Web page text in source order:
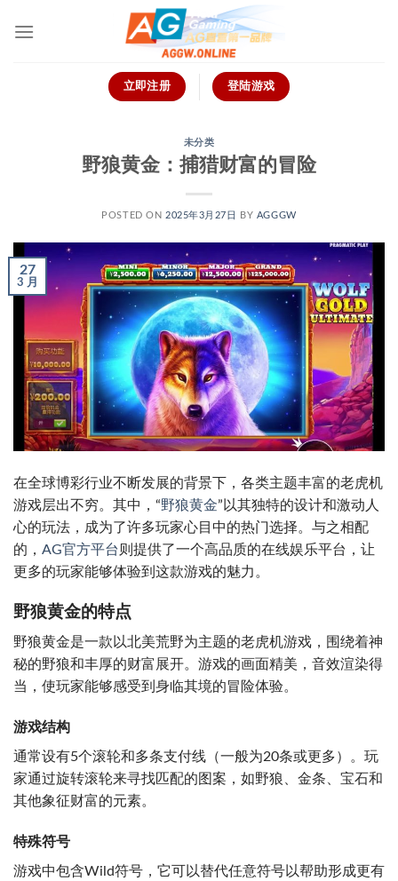
立即注册 登陆游戏
未分类
野狼黄金：捕猎财富的冒险
POSTED ON 2025年3月27日 BY AGGGW
27
3 月
在全球博彩行业不断发展的背景下，各类主题丰富的老虎机
游戏层出不穷。其中，“野狼黄金”以其独特的设计和激动人
心的玩法，成为了许多玩家心目中的热门选择。与之相配
的， AG官方平台 则提供了一个高品质的在线娱乐平台，让
更多的玩家能够体验到这款游戏的魅力。
野狼黄金的特点
野狼黄金是一款以北美荒野为主题的老虎机游戏，围绕着神
秘的野狼和丰厚的财富展开。游戏的画面精美，音效渲染得
当，使玩家能够感受到身临其境的冒险体验。
游戏结构
通常设有5个滚轮和多条支付线（一般为20条或更多）。玩
家通过旋转滚轮来寻找匹配的图案，如野狼、金条、宝石和
其他象征财富的元素。
特殊符号
游戏中包含Wild符号，它可以替代任意符号以帮助形成更有